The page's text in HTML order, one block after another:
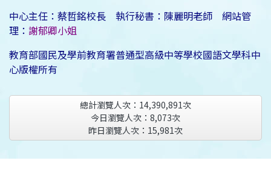
中心主任：蔡哲銘校長 執行秘書：陳麗明老師 網站管
理： 謝郁卿小姐
教育部國民及學前教育署普通型高級中等學校國語文學科中
心版權所有
總計瀏覽人次： 14,390,891次
今日瀏覽人次： 8,073次
昨日瀏覽人次： 15,981次